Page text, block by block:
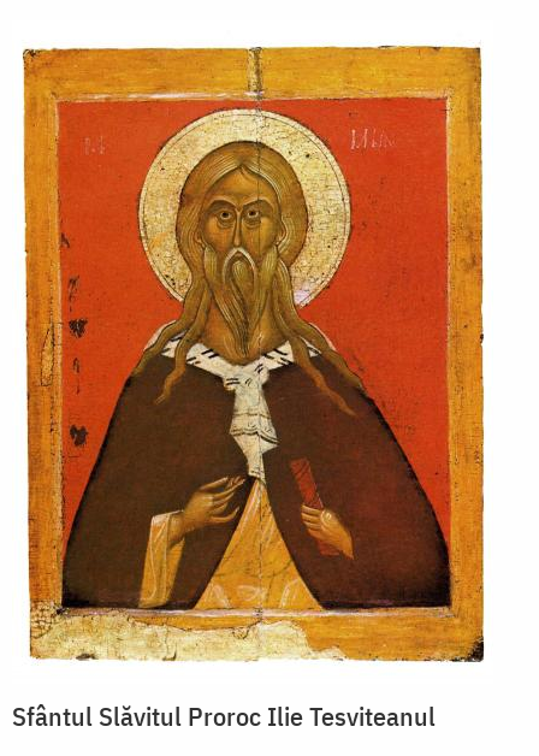
Sfântul Slăvitul Proroc Ilie Tesviteanul